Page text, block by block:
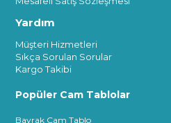
Yardım
Müşteri Hizmetleri
Sıkça Sorulan Sorular
Kargo Takibi
Popüler Cam Tablolar
Bayrak Cam Tablo